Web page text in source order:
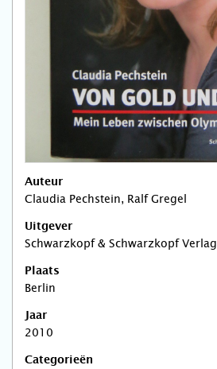
Auteur
Claudia Pechstein, Ralf Gregel
Uitgever
Schwarzkopf & Schwarzkopf Verlag
Plaats
Berlin
Jaar
2010
Categorieën